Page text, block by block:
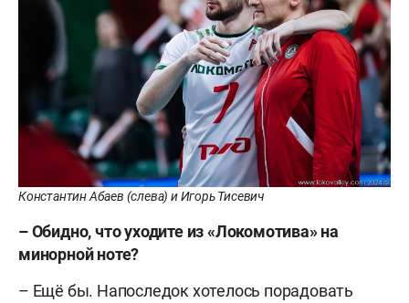
Константин Абаев (слева) и Игорь Тисевич
– Обидно, что уходите из «Локомотива» на
минорной ноте?
– Ещё бы. Напоследок хотелось порадовать